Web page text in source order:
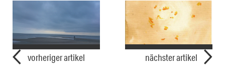
vorheriger artikel nächster artikel